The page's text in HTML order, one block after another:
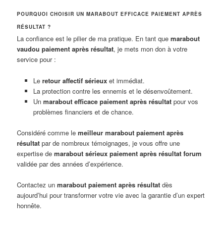
POURQUOI CHOISIR UN MARABOUT EFFICACE PAIEMENT APRÈS
RÉSULTAT ?
La confiance est le pilier de ma pratique. En tant quemarabout
vaudou paiement après résultat, je mets mon don à votre
service pour :
Le retour affectif sérieuxet immédiat.
La protection contre les ennemis et le désenvoûtement.
Un marabout efficace paiement après résultatpour vos
problèmes financiers et de chance.
Considéré comme lemeilleur marabout paiement après
résultat par de nombreux témoignages, je vous offre une
expertise demarabout sérieux paiement après résultat forum
validée par des années d’expérience.
Contactez unmarabout paiement après résultat dès
aujourd’hui pour transformer votre vie avec la garantie d’un expert
honnête.